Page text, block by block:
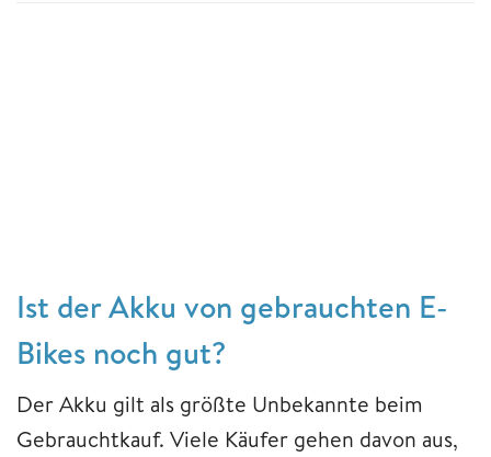
Ist der Akku von gebrauchten E-
Bikes noch gut?
Der Akku gilt als größte Unbekannte beim
Gebrauchtkauf. Viele Käufer gehen davon aus,